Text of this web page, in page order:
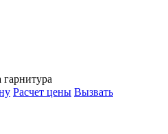
гарнитура
Расчет цены Вызвать